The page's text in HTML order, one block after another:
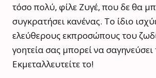
τόσο πολύ, φίλε Ζυγέ, που δε θα
συγκρατήσει κανένας. Το ίδιο
ελεύθερους εκπροσώπους του
γοητεία σας μπορεί να
Εκμεταλλευτείτε το!